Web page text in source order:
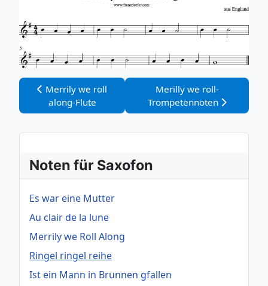
Vorheriger Beitrag: Merrily we roll along-Flute
Merrily we roll
along-Flute
Nächster Beitrag: Merilly
Merilly we roll-
Trompetennoten
Noten für Saxofon
Es war eine Mutter
Au clair de la lune
Merrily we Roll Along
Ringel ringel reihe
Ist ein Mann in Brunnen gfallen